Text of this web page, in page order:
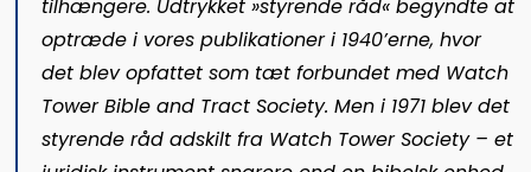
tilhængere. Udtrykket »styrende råd« begyndte at
optræde i vores publikationer i 1940’erne, hvor
det blev opfattet som tæt forbundet med Watch
Tower Bible and Tract Society. Men i 1971 blev det
styrende råd adskilt fra Watch Tower Society – et